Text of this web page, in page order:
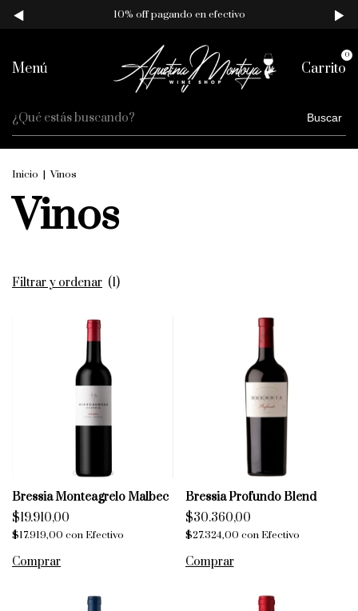
10% off pagando en efectivo
Menú Carrito
0
Buscar
Inicio | Vinos
Vinos
Filtrar y ordenar (1)
Bressia Monteagrelo Malbec
$19.910,00
$17.919,00 conEfectivo
Bressia Profundo Blend
$30.360,00
$27.324,00 con Efectivo